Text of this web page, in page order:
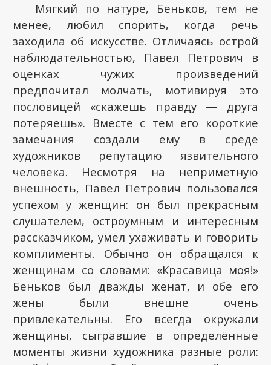
Мягкий по натуре, Беньков, тем не
менее, любил спорить, когда речь
заходила об искусстве. Отличаясь острой
наблюдательностью, Павел Петрович в
оценках чужих произведений
предпочитал молчать, мотивируя это
пословицей «скажешь правду — друга
потеряешь». Вместе с тем его короткие
замечания создали ему в среде
художников репутацию язвительного
человека. Несмотря на неприметную
внешность, Павел Петрович пользовался
успехом у женщин: он был прекрасным
слушателем, остроумным и интересным
рассказчиком, умел ухаживать и говорить
комплименты. Обычно он обращался к
женщинам со словами: «Красавица моя!»
Беньков был дважды женат, и обе его
жены были внешне очень
привлекательны. Его всегда окружали
женщины, сыгравшие в определённые
моменты жизни художника разные роли: